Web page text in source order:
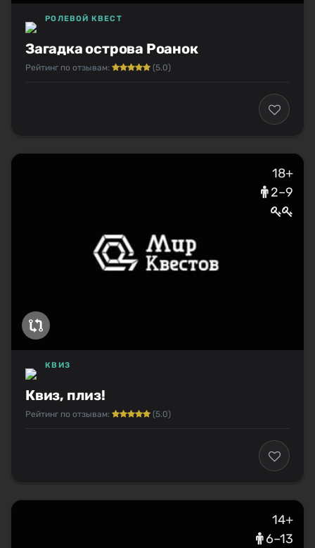
Загадка острова Роанок
РОЛЕВОЙ КВЕСТ
Рейтинг по отзывам: (5.0)
18+
2–9
Квиз, плиз!
КВИЗ
Рейтинг по отзывам: (5.0)
14+
6–13